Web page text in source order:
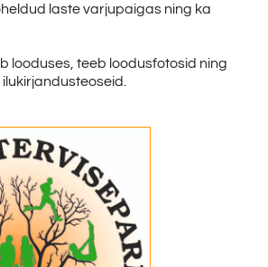
laste varjupaigas ning ka
looduses, teeb loodusfotosid ning